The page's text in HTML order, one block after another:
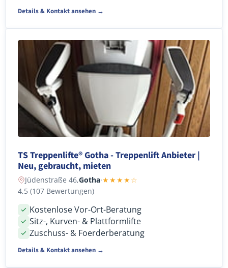
Details & Kontakt ansehen →
TS Treppenlifte® Gotha - Treppenlift Anbieter |
Neu, gebraucht, mieten
Jüdenstraße 46,Gotha·★★★★☆
4,5 (107 Bewertungen)
Kostenlose Vor-Ort-Beratung
Sitz-, Kurven- & Plattformlifte
Zuschuss- & Foerderberatung
Details & Kontakt ansehen →